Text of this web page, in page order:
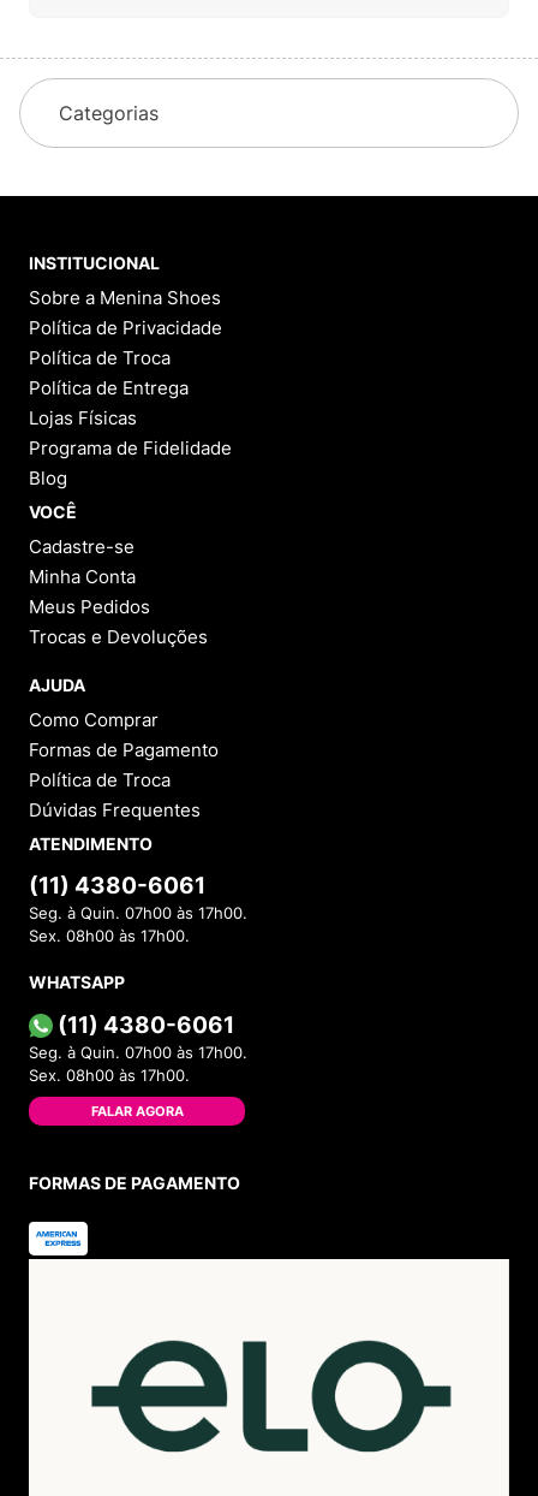
Categorias
INSTITUCIONAL
Sobre a Menina Shoes
Política de Privacidade
Política de Troca
Política de Entrega
Lojas Físicas
Programa de Fidelidade
Blog
VOCÊ
Cadastre-se
Minha Conta
Meus Pedidos
Trocas e Devoluções
AJUDA
Como Comprar
Formas de Pagamento
Política de Troca
Dúvidas Frequentes
ATENDIMENTO
(11) 4380-6061
Seg. à Quin. 07h00 às 17h00.
Sex. 08h00 às 17h00.
WHATSAPP
(11) 4380-6061
Seg. à Quin. 07h00 às 17h00.
Sex. 08h00 às 17h00.
FALAR AGORA
FORMAS DE PAGAMENTO